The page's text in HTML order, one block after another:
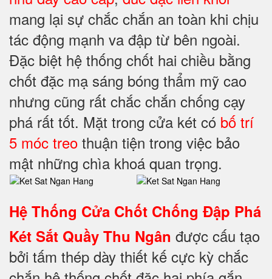
mang lại sự chắc chắn an toàn khi chịu
tác động mạnh va đập từ bên ngoài.
Đặc biệt hệ thống chốt hai chiều bằng
chốt đặc mạ sáng bóng thẩm mỹ cao
nhưng cũng rất chắc chắn chống cạy
phá rất tốt. Mặt trong cửa két có bố trí
5 móc treo thuận tiện trong việc bảo
mật những chìa khoá quan trọng.
Hệ Thống Cửa Chốt Chống Đập Phá
Két Sắt Quầy Thu Ngân được cấu tạo
bởi tấm thép dày thiết kế cực kỳ chắc